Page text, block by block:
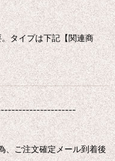
タイプは下記【関連商
、ご注文確定メール到着後